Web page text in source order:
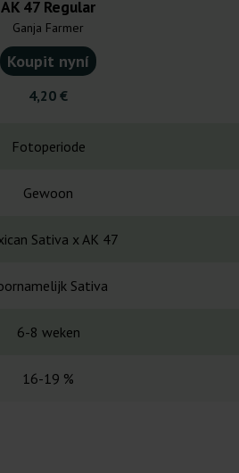
AK 47 Regular
Ganja Farmer
Koupit nyní
4,20 €
Fotoperiode
Gewoon
Sativa x AK 47
Sativa
6-8 weken
16-19 %